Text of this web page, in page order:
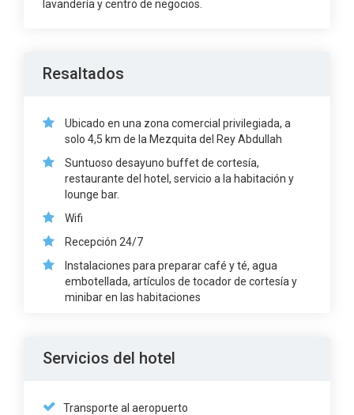
lavandería y centro de negocios.
Resaltados
Ubicado en una zona comercial privilegiada, a
solo 4,5 km de la Mezquita del Rey Abdullah
Suntuoso desayuno buffet de cortesía,
restaurante del hotel, servicio a la habitación y
lounge bar.
Wifi
Recepción 24/7
Instalaciones para preparar café y té, agua
embotellada, artículos de tocador de cortesía y
minibar en las habitaciones
Servicios del hotel
Transporte al aeropuerto